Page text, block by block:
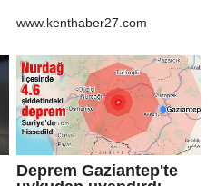
www.kenthaber27.com
Deprem Gaziantep'te